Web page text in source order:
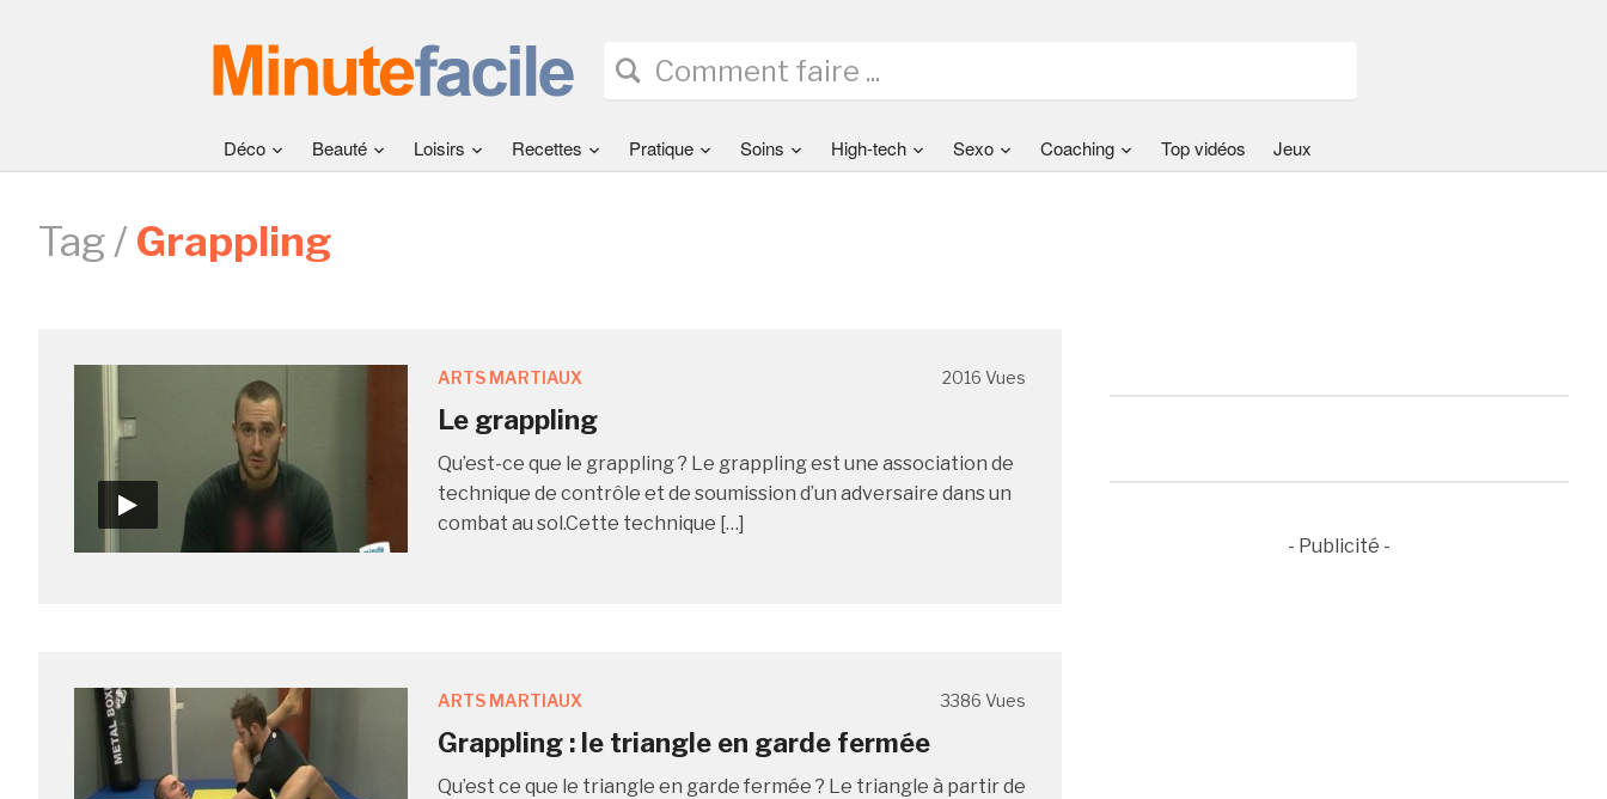
Déco Beauté Loisirs Recettes Pratique Soins High-tech Sexo Coaching Top vidéos Jeux
Tag / Grappling
ARTS MARTIAUX 2016 Vues
Le grappling
Qu’est-ce que le grappling ? Le grappling est une association de
technique de contrôle et de soumission d’un adversaire dans un
combat au sol.Cette technique […]
ARTS MARTIAUX 3386 Vues
Grappling : le triangle en garde fermée
Qu’est ce que le triangle en garde fermée ? Le triangle à partir de
- Publicité -